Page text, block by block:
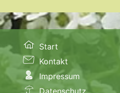
Start
Kontakt
Impressum
Datenschutz